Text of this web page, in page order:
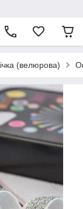
(велюрова)